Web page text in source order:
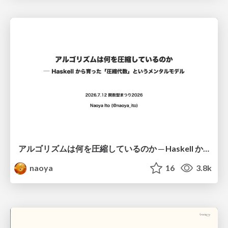
アルゴリズムは何を圧縮しているのか ─ Haskell から育った「圧縮代数」というメンタルモデル
naoya
16 3.8k